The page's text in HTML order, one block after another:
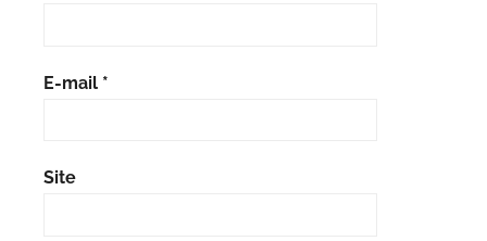
E-mail *
Site